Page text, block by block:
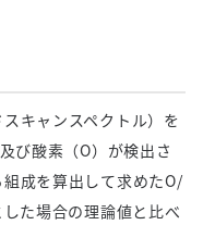
キャンスペクトル）を
び酸素（O）が検出さ
成を算出して求めたO/
した場合の理論値と比べ